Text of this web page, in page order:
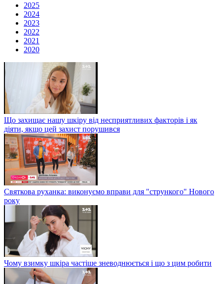
2025
2024
2023
2022
2021
2020
Що захищає нашу шкіру від несприятливих факторів і як
діяти, якщо цей захист порушився
Святкова руханка: виконуємо вправи для "стрункого" Нового
року
Чому взимку шкіра частіше зневоднюється і що з цим робити